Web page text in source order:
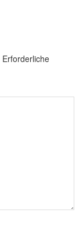
Erforderliche